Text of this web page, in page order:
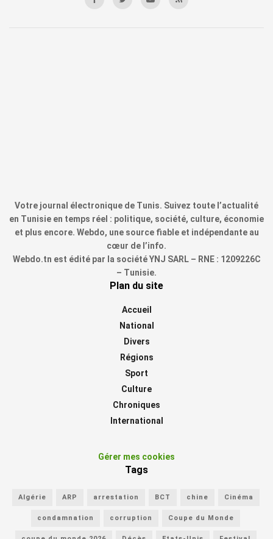
Votre journal électronique de Tunis. Suivez toute l’actualité
en Tunisie en temps réel : politique, société, culture, économie
et plus encore. Webdo, une source fiable et indépendante au
cœur de l’info.
Webdo.tn est édité par la société YNJ SARL – RNE : 1209226C
– Tunisie.
Plan du site
Accueil
National
Divers
Régions
Sport
Culture
Chroniques
International
Gérer mes cookies
Tags
Algérie ARP arrestation BCT chine Cinéma
condamnation corruption Coupe du Monde